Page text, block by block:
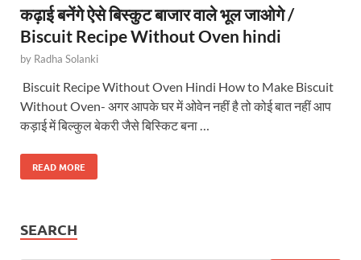
कढ़ाई बनेंगे ऐसे बिस्कुट बाजार वाले भूल जाओगे /
Biscuit Recipe Without Oven hindi
by Radha Solanki
Biscuit Recipe Without Oven Hindi How to Make Biscuit
Without Oven- अगर आपके घर में ओवेन नहीं है तो कोई बात नहीं आप
कड़ाई में बिल्कुल बेकरी जैसे बिस्किट बना …
READ MORE
SEARCH